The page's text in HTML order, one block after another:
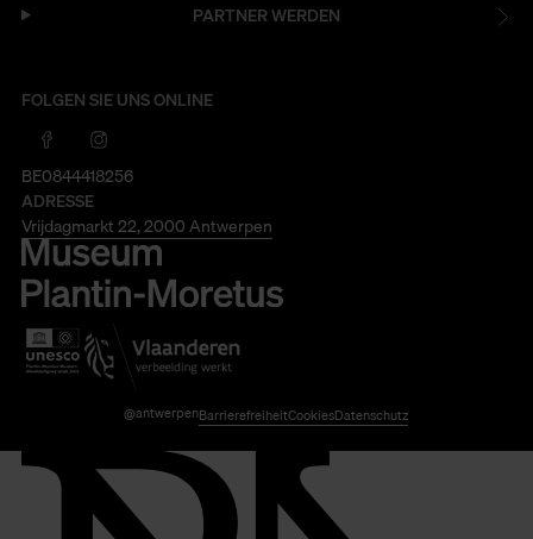
PARTNER WERDEN
FOLGEN SIE UNS ONLINE
BE0844418256
ADRESSE
Vrijdagmarkt 22, 2000 Antwerpen
@antwerpenBarrierefreiheitCookiesDatenschutz